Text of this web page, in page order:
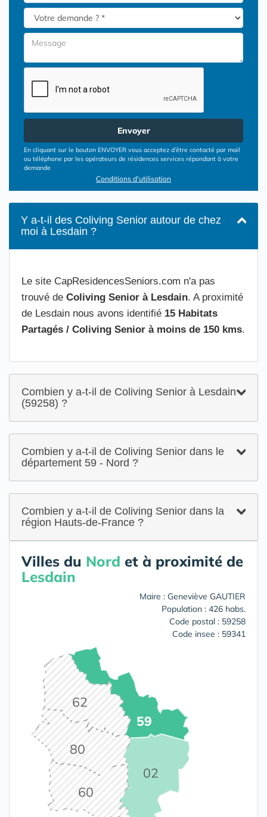
Envoyer
En cliquant sur le bouton ENVOYER vous acceptez d’être contacté par mail
ou téléphone par les opérateurs de résidences services répondant à votre
demande
Conditions d'utilisation
Y a-t-il des Coliving Senior autour de chez
moi à Lesdain ?
Le site CapResidencesSeniors.com n'a pas
trouvé de Coliving Senior à Lesdain. A proximité
de Lesdain nous avons identifié 15 Habitats
Partagés / Coliving Senior à moins de 150 kms.
Combien y a-t-il de Coliving Senior à Lesdain
(59258) ?
Combien y a-t-il de Coliving Senior dans le
département 59 - Nord ?
Combien y a-t-il de Coliving Senior dans la
région Hauts-de-France ?
Villes du Nord et à proximité de
Lesdain
Maire : Geneviève GAUTIER
Population : 426 habs.
Code postal : 59258
Code insee : 59341
02
59
60
62
80